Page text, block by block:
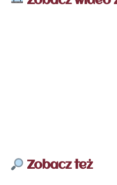
Zobacz też